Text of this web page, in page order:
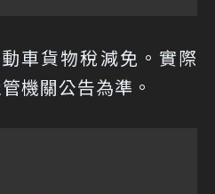
車貨物稅減免。實際
機關公告為準。